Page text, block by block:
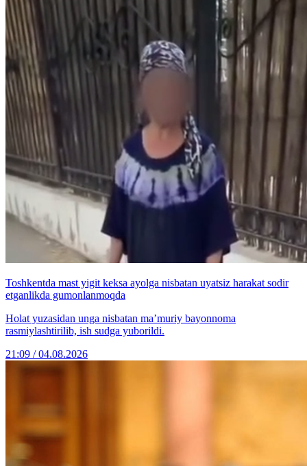
Toshkentda mast yigit keksa ayolga nisbatan uyatsiz harakat sodir
etganlikda gumonlanmoqda
Holat yuzasidan unga nisbatan ma’muriy bayonnoma
rasmiylashtirilib, ish sudga yuborildi.
21:09 / 04.08.2026